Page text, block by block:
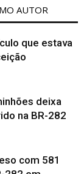
AUTOR
que estava
deixa
na BR-282
com 581